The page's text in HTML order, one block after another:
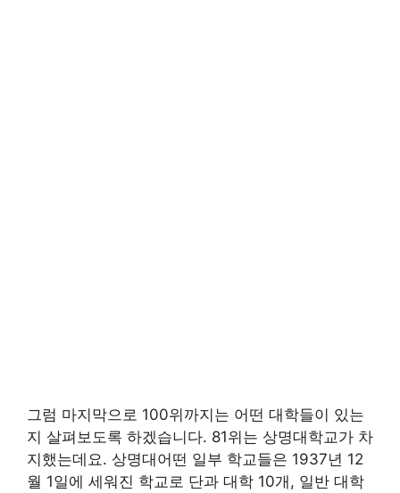
그럼 마지막으로 100위까지는 어떤 대학들이 있는
지 살펴보도록 하겠습니다. 81위는 상명대학교가 차
지했는데요. 상명대어떤 일부 학교들은 1937년 12
월 1일에 세워진 학교로 단과 대학 10개, 일반 대학